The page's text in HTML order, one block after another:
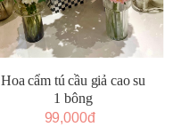
Hoa cẩm tú cầu giả cao su
1 bông
99,000đ